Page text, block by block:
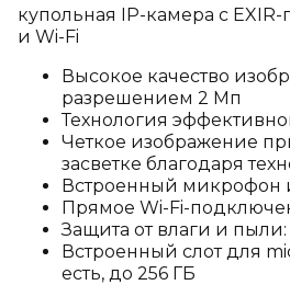
купольная IP-камера c
и Wi-Fi
Высокое качество
разрешением 2 Мп
Технология
Четкое изображение
засветке благодаря
Встроенный микрофон
Прямое Wi-Fi-
Защита от влаги и пыли:
Встроенный слот для
есть, до 256 ГБ